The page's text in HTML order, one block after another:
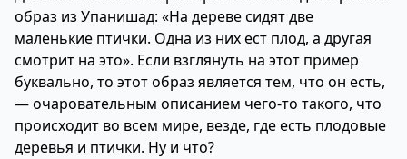
образ из Упанишад: «На дереве сидят две
маленькие птички. Одна из них ест плод, а другая
смотрит на это». Если взглянуть на этот пример
буквально, то этот образ является тем, что он есть,
— очаровательным описанием чего-то такого, что
происходит во всем мире, везде, где есть плодовые
деревья и птички. Ну и что?